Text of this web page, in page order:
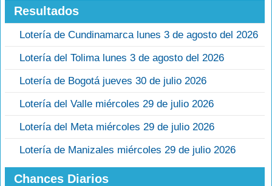
Resultados
Lotería de Cundinamarca lunes 3 de agosto del 2026
Lotería del Tolima lunes 3 de agosto del 2026
Lotería de Bogotá jueves 30 de julio 2026
Lotería del Valle miércoles 29 de julio 2026
Lotería del Meta miércoles 29 de julio 2026
Lotería de Manizales miércoles 29 de julio 2026
Chances Diarios